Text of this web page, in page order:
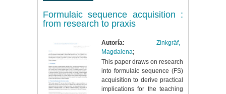
Formulaic sequence acquisition :
from research to praxis
Autoría:
Zinkgräf,
Magdalena;
This paper draws on research
into formulaic sequence (FS)
acquisition to derive practical
implications for the teaching